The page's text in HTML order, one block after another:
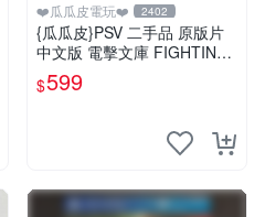
❤️瓜瓜皮電玩❤️ 2402
{瓜瓜皮}PSV 二手品 原版片
中文版 電擊文庫 FIGHTING
CLIMAX(遊戲都有回收)
$599